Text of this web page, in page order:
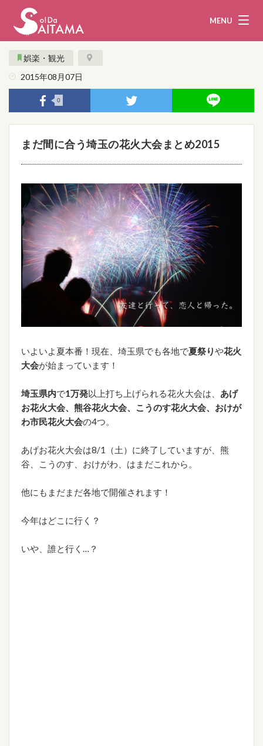
MENU
娯楽・観光
企業・団体 教育・医療
行政 まとめ！
地域から探す
募集！ お問い合わせ
運営団体 ライター
娯楽・観光
2015年08月07日
0
まだ間に合う埼玉の花火大会まとめ2015
いよいよ夏本番！現在、埼玉県でも各地で夏祭りや花火
大会が始まっています！
埼玉県内で1万発以上打ち上げられる花火大会は、 あげ
お花火大会、熊谷花火大会、こうのす花火大会、おけが
わ市民花火大会の4つ。
あげお花火大会は8/1（土）に終了していますが、熊
谷、こうのす、おけがわ、はまだこれから。
他にもまだまだ各地で開催されます！
今年はどこに行く？
いや、誰と行く…？